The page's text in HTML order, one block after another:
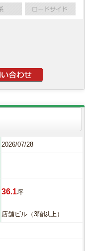
2026/07/28
36.1坪
店舗ビル（3階以上）